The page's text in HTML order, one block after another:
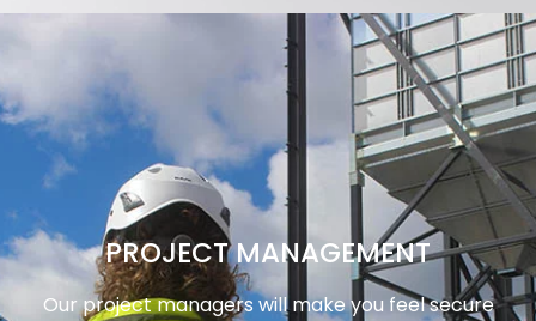
PROJECT MANAGEMENT
Our project managers will make you feel secure